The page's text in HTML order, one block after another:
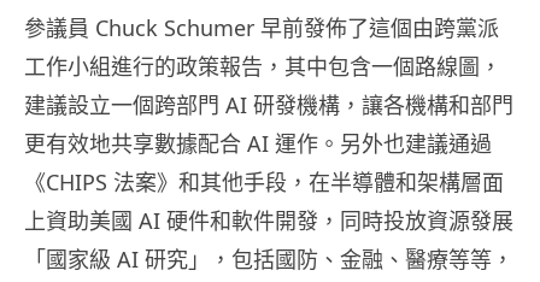
參議員 Chuck Schumer 早前發佈了這個由跨黨派
工作小組進行的政策報告，其中包含一個路線圖，
建議設立一個跨部門 AI 研發機構，讓各機構和部門
更有效地共享數據配合 AI 運作。另外也建議通過
《CHIPS 法案》和其他手段，在半導體和架構層面
上資助美國 AI 硬件和軟件開發，同時投放資源發展
「國家級 AI 研究」，包括國防、金融、醫療等等，